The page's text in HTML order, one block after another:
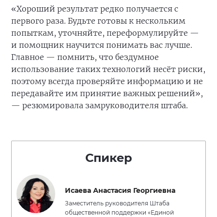
«Хороший результат редко получается с
первого раза. Будьте готовы к нескольким
попыткам, уточняйте, переформулируйте —
и помощник научится понимать вас лучше.
Главное — помнить, что бездумное
использование таких технологий несёт риски,
поэтому всегда проверяйте информацию и не
передавайте им принятие важных решений»,
— резюмировала замруководителя штаба.
Спикер
Исаева Анастасия Георгиевна
Заместитель руководителя Штаба
общественной поддержки «Единой